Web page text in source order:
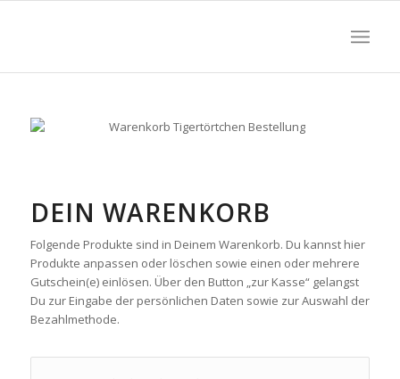
DEIN WARENKORB
Folgende Produkte sind in Deinem Warenkorb. Du kannst hier
Produkte anpassen oder löschen sowie einen oder mehrere
Gutschein(e) einlösen. Über den Button „zur Kasse“ gelangst
Du zur Eingabe der persönlichen Daten sowie zur Auswahl der
Bezahlmethode.